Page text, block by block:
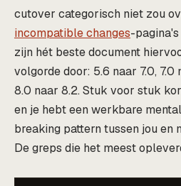
cutover categorisch niet zou
incompatible changes-
zijn hét beste document
volgorde door: 5.6 naar 7.0, 7.0
8.0 naar 8.2. Stuk voor stuk
en je hebt een werkbare
breaking pattern tussen jou en
De greps die het meest